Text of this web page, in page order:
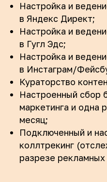
Настройка и
в Яндекс Директ;
Настройка и
в Гугл Эдс;
Настройка и
в Инстаграм/
Кураторство
Настроенный сбор
маркетинга и одна
месяц;
Подключенный и
коллтрекинг
разрезе рекламных